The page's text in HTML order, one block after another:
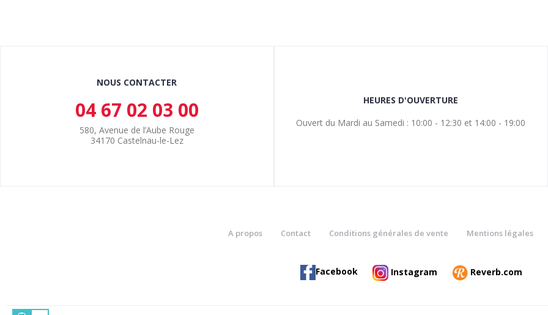
NOUS CONTACTER
04 67 02 03 00
580, Avenue de l’Aube Rouge
34170 Castelnau-le-Lez
HEURES D'OUVERTURE
Ouvert du Mardi au Samedi : 10:00 - 12:30 et 14:00 - 19:00
A propos Contact Conditions générales de vente Mentions légales
Facebook Instagram Reverb.com